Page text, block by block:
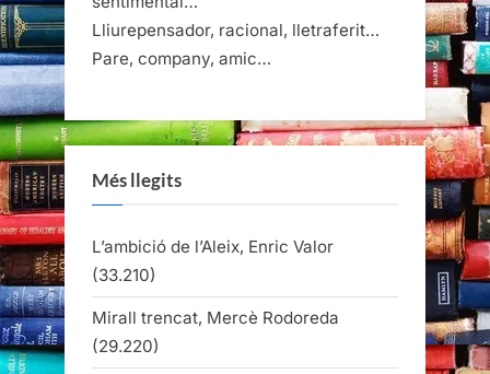
Lliurepensador, racional, lletraferit…
Pare, company, amic…
Més llegits
L’ambició de l’Aleix, Enric Valor
(33.210)
Mirall trencat, Mercè Rodoreda
(29.220)